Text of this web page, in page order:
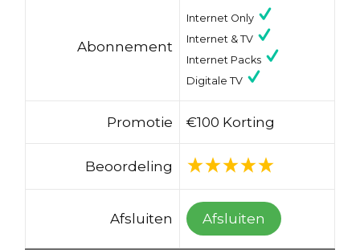
Abonnement
Internet Only
Internet & TV
Internet Packs
Digitale TV
Promotie €100 Korting
Beoordeling
Afsluiten Afsluiten